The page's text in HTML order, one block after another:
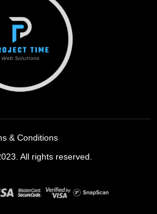
& Conditions
All rights reserved.